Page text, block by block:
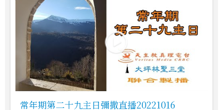
常年期第二十九主日彌撒直播20221016